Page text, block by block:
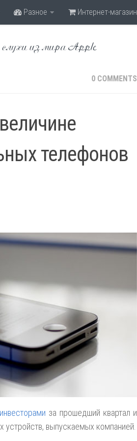
Разное Интернет-магазин
из мира Apple
0 COMMENTS
телефонов
за прошедший квартал и
выпускаемых компанией.